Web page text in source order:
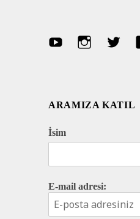
YoutubeInstagramTwitter
ARAMIZA KATIL
İsim
E-mail adresi: